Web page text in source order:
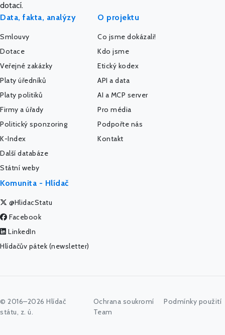
dotací.
Data, fakta, analýzy
Smlouvy
Dotace
Veřejné zakázky
Platy úředníků
Platy politiků
Firmy a úřady
Politický sponzoring
K-Index
Další databáze
Státní weby
O projektu
Co jsme dokázali!
Kdo jsme
Etický kodex
API a data
AI a MCP server
Pro média
Podpořte nás
Kontakt
Komunita - Hlídač
@HlidacStatu
Facebook
LinkedIn
Hlídačův pátek (newsletter)
© 2016–2026 Hlídač
státu, z. ú.
Ochrana soukromí
Podmínky použití
Team